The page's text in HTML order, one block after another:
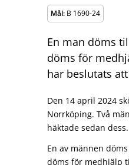
Mål: B 1690-24
En man döms
döms för
har beslutats
Den 14 april 2024
Norrköping. Två
häktade sedan dess.
En av männen
döms för medhjälp